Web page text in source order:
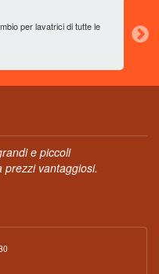
per lavatrici di tutte le
e piccoli
prezzi vantaggiosi.